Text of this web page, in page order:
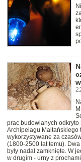
prac budowlanych odkryto
Archipelagu Maltańskiego
wykorzystywane za
(1800-2500 lat temu).
były nadal zamknięte. W
w drugim - urny z